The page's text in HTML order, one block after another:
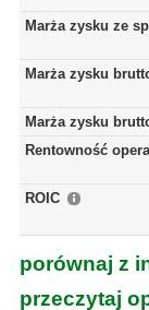
Marża zysku ze
Marża zysku
Marża zysku
Rentowność
ROIC
porównaj z
przeczytaj